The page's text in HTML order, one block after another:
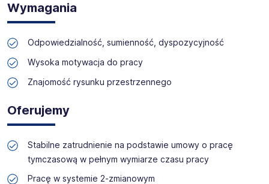
Wymagania
Odpowiedzialność, sumienność, dyspozycyjność
Wysoka motywacja do pracy
Znajomość rysunku przestrzennego
Oferujemy
Stabilne zatrudnienie na podstawie umowy o pracę
tymczasową w pełnym wymiarze czasu pracy
Pracę w systemie 2-zmianowym